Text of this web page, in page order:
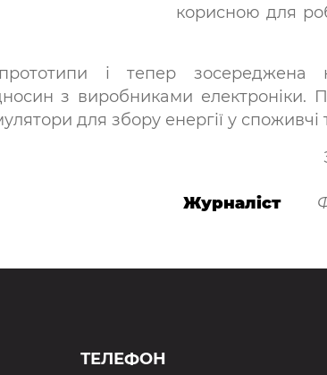
корисною для
і тепер зосереджена
з виробниками електроніки.
для збору енергії у споживчі
Журналіст
ТЕЛЕФОН